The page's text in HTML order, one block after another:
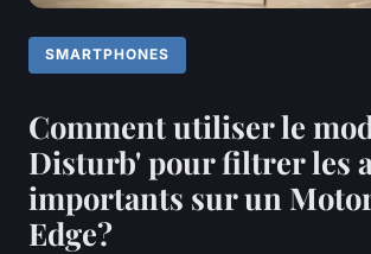
SMARTPHONES
Comment utiliser le
Disturb' pour filtrer les
importants sur un
Edge?